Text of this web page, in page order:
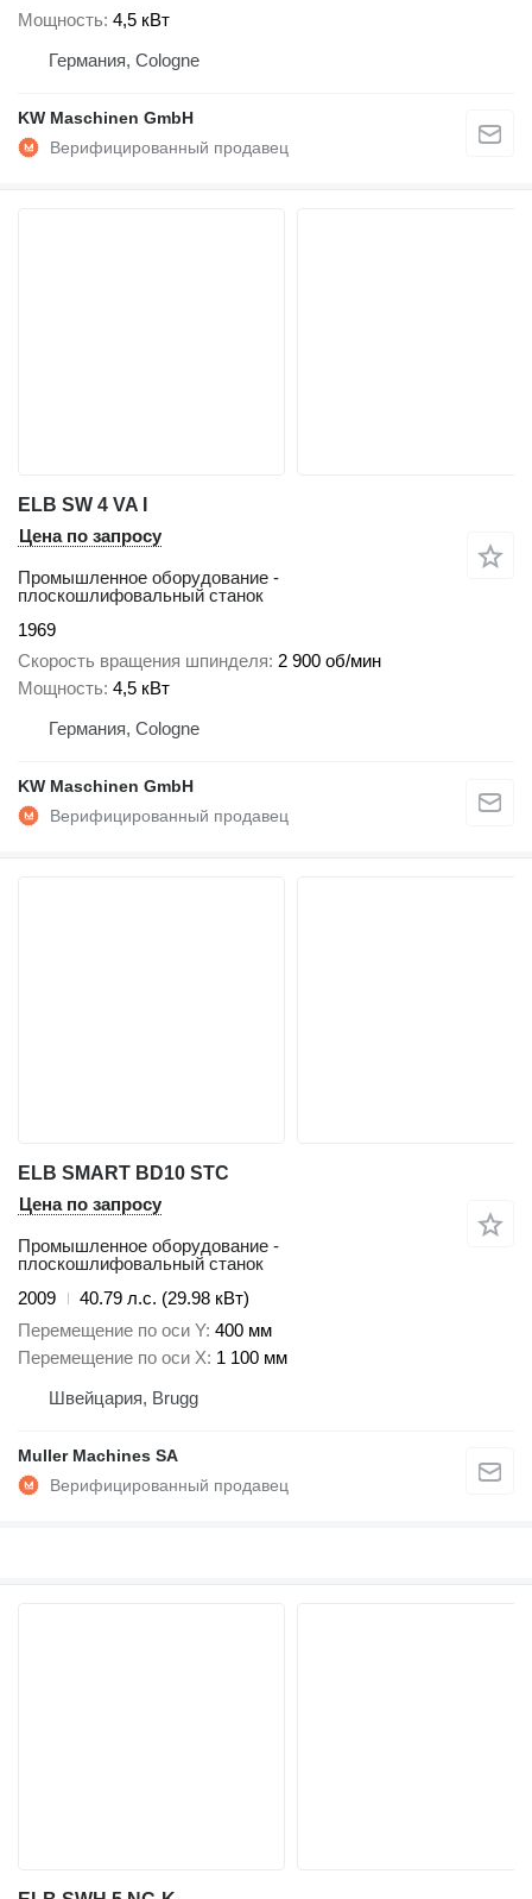
Мощность 4,5 кВт
Германия, Cologne
KW Maschinen GmbH
ELB SW 4 VA I
Цена по запросу
Промышленное оборудование -
плоскошлифовальный станок
1969
Скорость вращения шпинделя 2 900 об/мин
Мощность 4,5 кВт
Германия, Cologne
KW Maschinen GmbH
ELB SMART BD10 STC
Цена по запросу
Промышленное оборудование -
плоскошлифовальный станок
2009
40.79 л.с. (29.98 кВт)
Перемещение по оси Y 400 мм
Перемещение по оси X 1 100 мм
Швейцария, Brugg
Muller Machines SA